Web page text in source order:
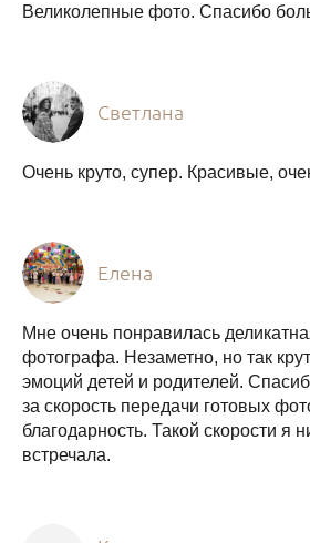
Великолепные фото. Спасибо
Светлана
Очень круто, супер. Красивые,
Елена
Мне очень понравилась
фотографа. Незаметно, но так
эмоций детей и родителей.
за скорость передачи готовых
благодарность. Такой скорости я
встречала.